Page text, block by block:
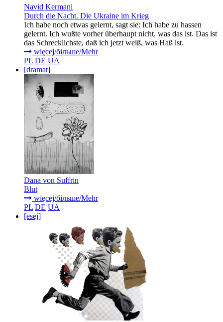
Navid Kermani
Durch die Nacht. Die Ukraine im Krieg
Ich habe noch etwas gelernt, sagt sie: Ich habe zu hassen
gelernt. Ich wußte vorher überhaupt nicht, was das ist. Das ist
das Schrecklichste, daß ich jetzt weiß, was Haß ist.
więcej/більше/Mehr
PL DE UA
[dramat]
Dana von Suffrin
Blut
więcej/більше/Mehr
PL DE UA
[esej]